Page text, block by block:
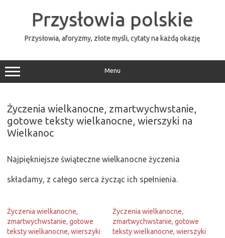
Przysłowia polskie
Przysłowia, aforyzmy, złote myśli, cytaty na każdą okazję
Menu
Życzenia wielkanocne, zmartwychwstanie,
gotowe teksty wielkanocne, wierszyki na
Wielkanoc
Najpiękniejsze świąteczne wielkanocne życzenia
składamy, z całego serca życząc ich spełnienia.
Życzenia wielkanocne,
zmartwychwstanie, gotowe
teksty wielkanocne, wierszyki
Życzenia wielkanocne,
zmartwychwstanie, gotowe
teksty wielkanocne, wierszyki